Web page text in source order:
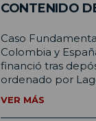
CONTENIDO
Caso
Colombia y
financió tras
ordenado por
VER MÁS